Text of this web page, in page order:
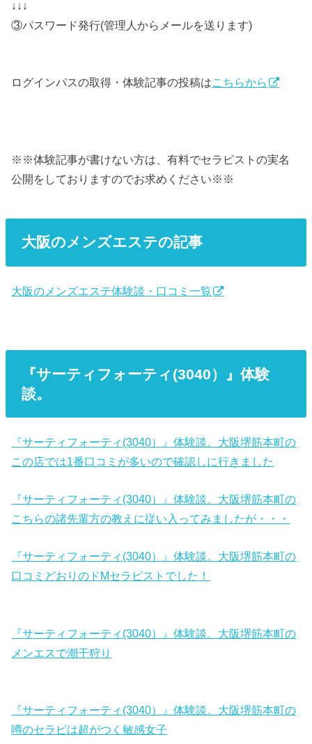
↓↓↓
③パスワード発行(管理人からメールを送ります)
ログインパスの取得・体験記事の投稿はこちらから
※※体験記事が書けない方は、有料でセラピストの実名
公開をしておりますのでお求めください※※
大阪のメンズエステの記事
大阪のメンズエステ体験談・口コミ一覧
『サーティフォーティ(3040）』体験
談。
『サーティフォーティ(3040）』体験談。大阪堺筋本町の
この店では1番口コミが多いので確認しに行きました
『サーティフォーティ(3040）』体験談。大阪堺筋本町の
こちらの諸先輩方の教えに従い入ってみましたが・・・
『サーティフォーティ(3040）』体験談。大阪堺筋本町の
口コミどおりのドMセラピストでした！
『サーティフォーティ(3040）』体験談。大阪堺筋本町の
メンエスで潮干狩り
『サーティフォーティ(3040）』体験談。大阪堺筋本町の
噂のセラピは超がつく敏感女子